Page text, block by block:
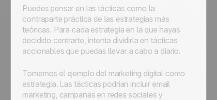
Puedes pensar en las tácticas como la
contraparte práctica de las estrategias más
teóricas. Para cada estrategia en la que hayas
decidido centrarte, intenta dividirla en tácticas
accionables que puedas llevar a cabo a diario.
Tomemos el ejemplo del marketing digital como
estrategia. Las tácticas podrían incluir email
marketing, campañas en redes sociales y